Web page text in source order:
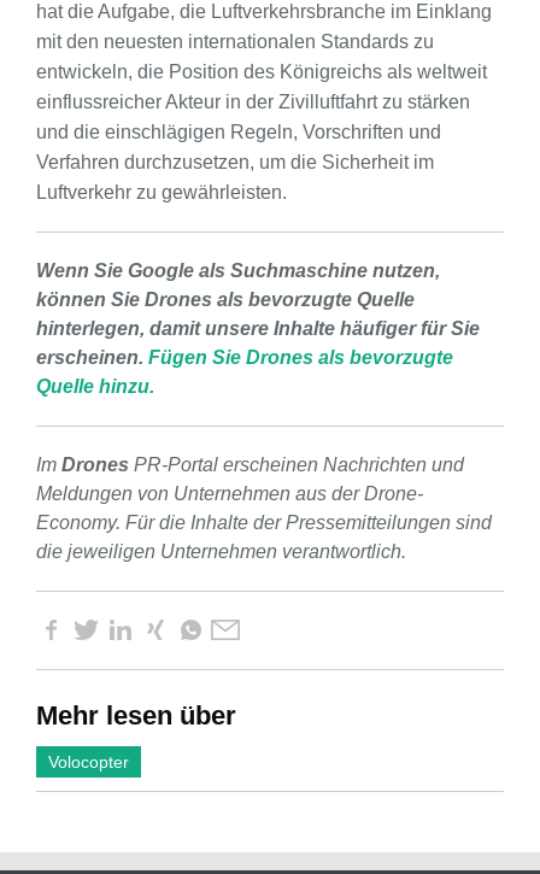
hat die Aufgabe, die Luftverkehrsbranche im Einklang
mit den neuesten internationalen Standards zu
entwickeln, die Position des Königreichs als weltweit
einflussreicher Akteur in der Zivilluftfahrt zu stärken
und die einschlägigen Regeln, Vorschriften und
Verfahren durchzusetzen, um die Sicherheit im
Luftverkehr zu gewährleisten.
Wenn Sie Google als Suchmaschine nutzen,
können Sie Drones als bevorzugte Quelle
hinterlegen, damit unsere Inhalte häufiger für Sie
erscheinen. Fügen Sie Drones als bevorzugte
Quelle hinzu.
Im Drones PR-Portal erscheinen Nachrichten und
Meldungen von Unternehmen aus der Drone-
Economy. Für die Inhalte der Pressemitteilungen sind
die jeweiligen Unternehmen verantwortlich.
Mehr lesen über
Volocopter